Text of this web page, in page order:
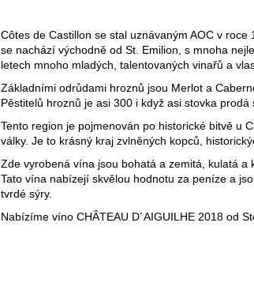
Côtes de Castillon se stal uznávaným AOC v
se nachází východně od St. Emilion, s mnoha
letech mnoho mladých, talentovaných vinařů a
Základními odrůdami hroznů jsou Merlot a
Pěstitelů hroznů je asi 300 i když asi stovka prodá
Tento region je pojmenován po historické bitvě u
války. Je to krásný kraj zvlněných kopců,
Zde vyrobená vína jsou bohatá a zemitá, kulatá
Tato vína nabízejí skvělou hodnotu za peníze a
tvrdé sýry.
Nabízíme víno CHÂTEAU D´AIGUILHE 2018 od